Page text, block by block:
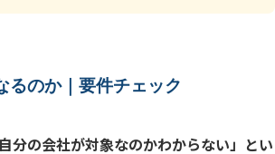
るのか｜要件チェック
分の会社が対象なのかわからない」とい